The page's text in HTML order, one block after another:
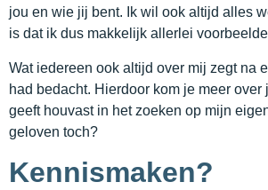
jou en wie jij bent. Ik wil ook altijd alles
is dat ik dus makkelijk allerlei
Wat iedereen ook altijd over mij zegt na
had bedacht. Hierdoor kom je meer
geeft houvast in het zoeken op mijn
geloven toch?
Kennismaken?